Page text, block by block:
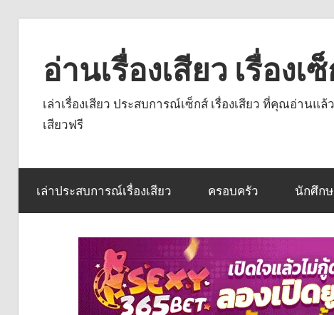
contentอ่านเรื่องเสียว เรื่อง
เล่าเรื่องเสียว ประสบการณ์เซ็กส์ เรื่องเสียว ที่คุณอ่าน
เสียวฟรี
เล่าประสบการณ์เรื่องเสียว ครอบครัว นักศึก